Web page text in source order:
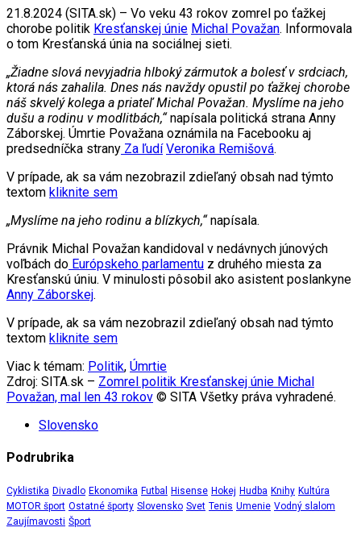
21.8.2024 (SITA.sk) – Vo veku 43 rokov zomrel po ťažkej
chorobe politik Kresťanskej únie Michal Považan. Informovala
o tom Kresťanská únia na sociálnej sieti.
„Žiadne slová nevyjadria hlboký zármutok a bolesť v srdciach,
ktorá nás zahalila. Dnes nás navždy opustil po ťažkej chorobe
náš skvelý kolega a priateľ Michal Považan. Myslíme na jeho
dušu a rodinu v modlitbách,“napísala politická strana Anny
Záborskej. Úmrtie Považana oznámila na Facebooku aj
predsedníčka strany Za ľudí Veronika Remišová.
V prípade, ak sa vám nezobrazil zdieľaný obsah nad týmto
textom kliknite sem
„Myslíme na jeho rodinu a blízkych,“napísala.
Právnik Michal Považan kandidoval v nedávnych júnových
voľbách do Európskeho parlamentu z druhého miesta za
Kresťanskú úniu. V minulosti pôsobil ako asistent poslankyne
Anny Záborskej.
V prípade, ak sa vám nezobrazil zdieľaný obsah nad týmto
textom kliknite sem
Viac k témam: Politik, Úmrtie
Zdroj: SITA.sk – Zomrel politik Kresťanskej únie Michal
Považan, mal len 43 rokov © SITA Všetky práva vyhradené.
Slovensko
Podrubrika
Cyklistika Divadlo Ekonomika Futbal Hisense Hokej Hudba Knihy Kultúra
MOTOR šport Ostatné športy Slovensko Svet Tenis Umenie Vodný slalom
Zaujímavosti Šport